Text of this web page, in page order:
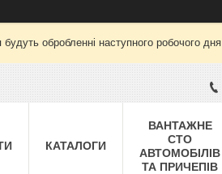
обробленні наступного робочого
КАТАЛОГИ
ВАНТАЖНЕ
СТО
АВТОМОБІЛІВ
ТА ПРИЧЕПІВ